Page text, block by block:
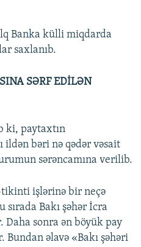
Banka külli miqdarda
saxlanıb.
SƏRF EDİLƏN
ki, paytaxtın
ildən bəri nə qədər vəsait
sərəncamına verilib.
işlərinə bir neçə
sırada Bakı şəhər İcra
sonra ən böyük pay
əlavə «Bakı şəhəri